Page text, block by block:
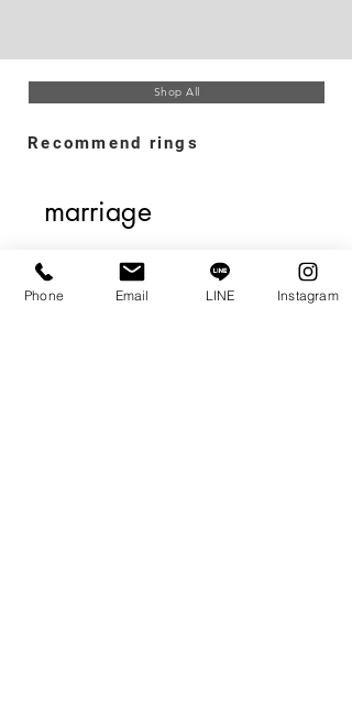
Shop All
Recommend rings
marriage
Phone Email LINE Instagram